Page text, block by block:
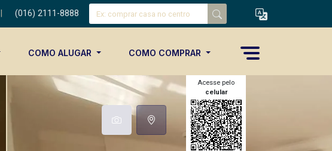
(016) 2111-8888
COMO ALUGAR COMO COMPRAR
Acesse pelo
celular